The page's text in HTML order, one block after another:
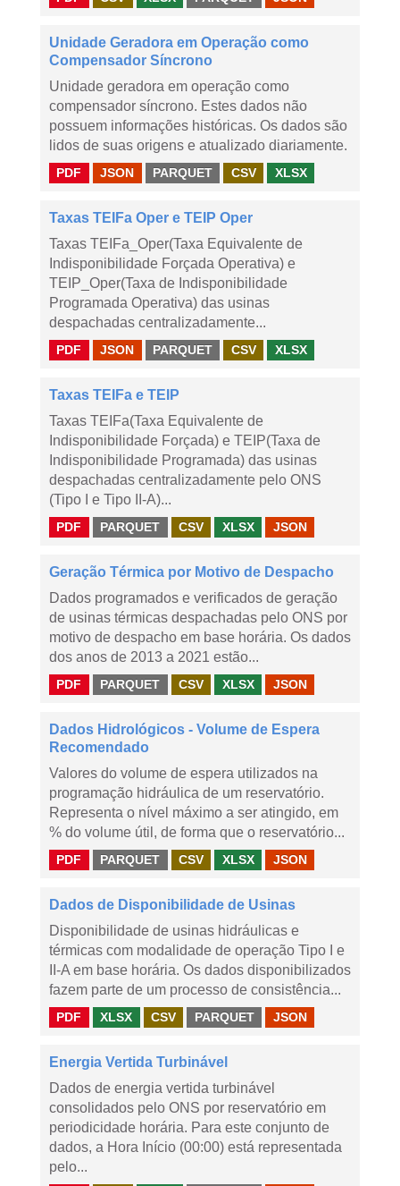
Unidade Geradora em Operação como
Compensador Síncrono
Unidade geradora em operação como
compensador síncrono. Estes dados não
possuem informações históricas. Os dados são
lidos de suas origens e atualizado diariamente.
PDF JSON PARQUET CSV XLSX
Taxas TEIFa Oper e TEIP Oper
Taxas TEIFa_Oper(Taxa Equivalente de
Indisponibilidade Forçada Operativa) e
TEIP_Oper(Taxa de Indisponibilidade
Programada Operativa) das usinas
despachadas centralizadamente...
PDF JSON PARQUET CSV XLSX
Taxas TEIFa e TEIP
Taxas TEIFa(Taxa Equivalente de
Indisponibilidade Forçada) e TEIP(Taxa de
Indisponibilidade Programada) das usinas
despachadas centralizadamente pelo ONS
(Tipo I e Tipo II-A)...
PDF PARQUET CSV XLSX JSON
Geração Térmica por Motivo de Despacho
Dados programados e verificados de geração
de usinas térmicas despachadas pelo ONS por
motivo de despacho em base horária. Os dados
dos anos de 2013 a 2021 estão...
PDF PARQUET CSV XLSX JSON
Dados Hidrológicos - Volume de Espera
Recomendado
Valores do volume de espera utilizados na
programação hidráulica de um reservatório.
Representa o nível máximo a ser atingido, em
% do volume útil, de forma que o reservatório...
PDF PARQUET CSV XLSX JSON
Dados de Disponibilidade de Usinas
Disponibilidade de usinas hidráulicas e
térmicas com modalidade de operação Tipo I e
II-A em base horária. Os dados disponibilizados
fazem parte de um processo de consistência...
PDF XLSX CSV PARQUET JSON
Energia Vertida Turbinável
Dados de energia vertida turbinável
consolidados pelo ONS por reservatório em
periodicidade horária. Para este conjunto de
dados, a Hora Início (00:00) está representada
pelo...